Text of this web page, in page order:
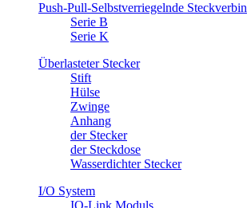
Push-Pull-Selbstverriegelnde Steckverbin
Serie B
Serie K
Überlasteter Stecker
Stift
Hülse
Zwinge
Anhang
​der Stecker
der Steckdose
Wasserdichter Stecker
I/O System
IO-Link Moduls